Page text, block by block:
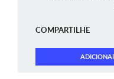
COMPARTILHE